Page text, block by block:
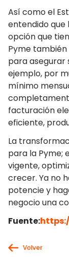
Así como el
entendido que
opción que
Pyme
para asegurar
ejemplo, por
mínimo
facturación
eficiente,
La
para la Pyme;
vigente,
crecer. Ya no
potencie y
negocio una
Fuente:
Volver